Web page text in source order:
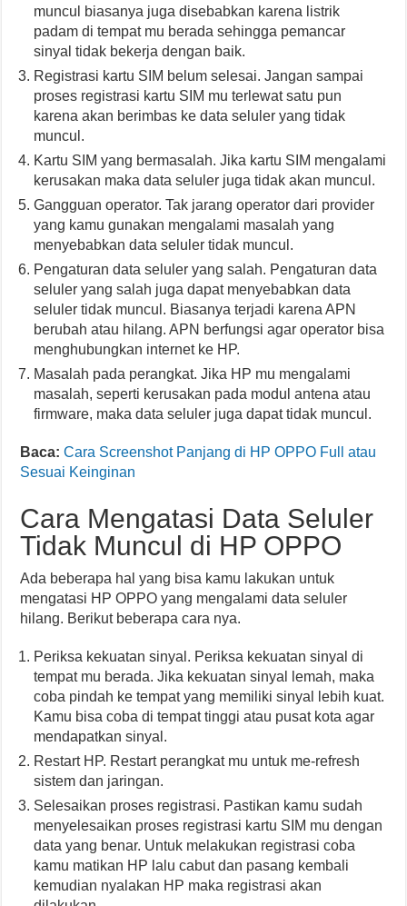
muncul biasanya juga disebabkan karena listrik
padam di tempat mu berada sehingga pemancar
sinyal tidak bekerja dengan baik.
Registrasi kartu SIM belum selesai. Jangan sampai
proses registrasi kartu SIM mu terlewat satu pun
karena akan berimbas ke data seluler yang tidak
muncul.
Kartu SIM yang bermasalah. Jika kartu SIM mengalami
kerusakan maka data seluler juga tidak akan muncul.
Gangguan operator. Tak jarang operator dari provider
yang kamu gunakan mengalami masalah yang
menyebabkan data seluler tidak muncul.
Pengaturan data seluler yang salah. Pengaturan data
seluler yang salah juga dapat menyebabkan data
seluler tidak muncul. Biasanya terjadi karena APN
berubah atau hilang. APN berfungsi agar operator bisa
menghubungkan internet ke HP.
Masalah pada perangkat. Jika HP mu mengalami
masalah, seperti kerusakan pada modul antena atau
firmware, maka data seluler juga dapat tidak muncul.
Baca:Cara Screenshot Panjang di HP OPPO Full atau
Sesuai Keinginan
Cara Mengatasi Data Seluler
Tidak Muncul di HP OPPO
Ada beberapa hal yang bisa kamu lakukan untuk
mengatasi HP OPPO yang mengalami data seluler
hilang. Berikut beberapa cara nya.
Periksa kekuatan sinyal. Periksa kekuatan sinyal di
tempat mu berada. Jika kekuatan sinyal lemah, maka
coba pindah ke tempat yang memiliki sinyal lebih kuat.
Kamu bisa coba di tempat tinggi atau pusat kota agar
mendapatkan sinyal.
Restart HP. Restart perangkat mu untuk me-refresh
sistem dan jaringan.
Selesaikan proses registrasi. Pastikan kamu sudah
menyelesaikan proses registrasi kartu SIM mu dengan
data yang benar. Untuk melakukan registrasi coba
kamu matikan HP lalu cabut dan pasang kembali
kemudian nyalakan HP maka registrasi akan